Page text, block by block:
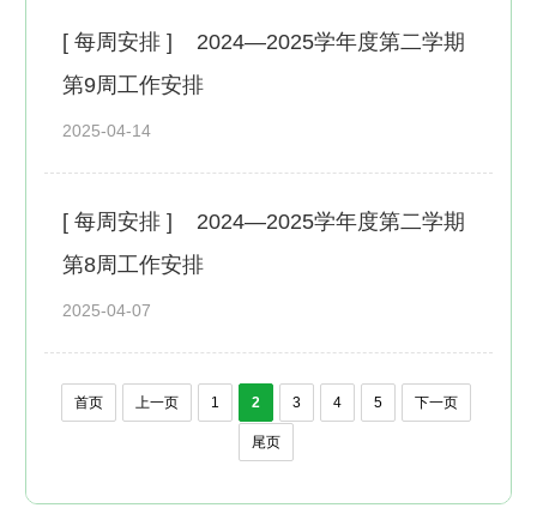
[ 每周安排 ]
2024—2025学年度第二学期
第9周工作安排
2025-04-14
[ 每周安排 ]
2024—2025学年度第二学期
第8周工作安排
2025-04-07
首页 上一页 1 2 3 4 5 下一页
尾页